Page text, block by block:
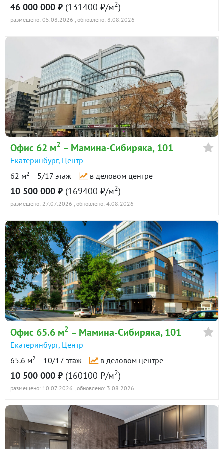
управления микроклиматом
-охрана
-телефония и интернет
-4 парковочных места в подземном паркинге
(входят в стоимость)
Офис сдан в аренду
46 000 000 ₽ (131400 ₽/м2)
размещено: 05.08.2026 , обновлено: 8.08.2026
Офис 62 м2 – Мамина-Сибиряка, 101
Екатеринбург, Центр
62 м2 5/17 этаж в деловом центре
10 500 000 ₽ (169400 ₽/м2)
размещено: 27.07.2026 , обновлено: 4.08.2026
Офис 65.6 м2 – Мамина-Сибиряка, 101
Екатеринбург, Центр
65.6 м2 10/17 этаж в деловом центре
10 500 000 ₽ (160100 ₽/м2)
размещено: 10.07.2026 , обновлено: 3.08.2026